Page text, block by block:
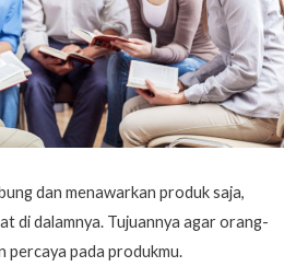
dan menawarkan produk saja,
di dalamnya. Tujuannya agar orang-
percaya pada produkmu.